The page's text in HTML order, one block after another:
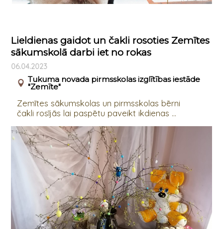
Lieldienas gaidot un čakli rosoties Zemītes
sākumskolā darbi iet no rokas
06.04.2023
Tukuma novada pirmsskolas izglītības iestāde
"Zemīte"
Zemītes sākumskolas un pirmsskolas bērni
čakli rosījās lai paspētu paveikt ikdienas ...